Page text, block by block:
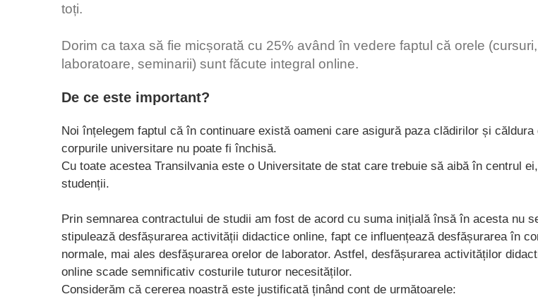
toți.
Dorim ca taxa să fie micșorată cu 25% având în vedere faptul că orele (cursuri,
laboratoare, seminarii) sunt făcute integral online.
De ce este important?
Noi înțelegem faptul că în continuare există oameni care asigură paza clădirilor și căldura
corpurile universitare nu poate fi închisă.
Cu toate acestea Transilvania este o Universitate de stat care trebuie să aibă în centrul ei,
studenții.
Prin semnarea contractului de studii am fost de acord cu suma inițială însă în acesta nu
stipulează desfășurarea activității didactice online, fapt ce influențează desfășurarea în
normale, mai ales desfășurarea orelor de laborator. Astfel, desfășurarea activităților
online scade semnificativ costurile tuturor necesităților.
Considerăm că cererea noastră este justificată ținând cont de următoarele: